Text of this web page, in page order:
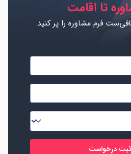
تا اقامت
فرم مشاوره را پر کنید.